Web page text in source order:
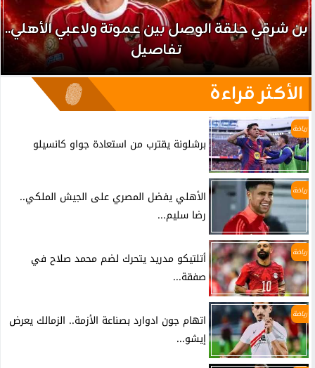
بن شرقي حلقة الوصل بين عموتة ولاعبي الأهلي..
تفاصيل
الأكثر قراءة
رياضة
برشلونة يقترب من استعادة جواو كانسيلو
رياضة
الأهلي يفضل المصري على الجيش الملكي..
رضا سليم...
رياضة
أتلتيكو مدريد يتحرك لضم محمد صلاح في
صفقة...
رياضة
اتهام جون ادوارد بصناعة الأزمة.. الزمالك يعرض
إيشو...